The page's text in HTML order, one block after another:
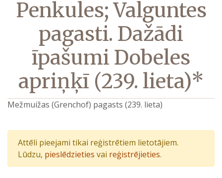
Penkules; Valguntes
pagasti. Dažādi
īpašumi Dobeles
apriņķī (239. lieta)*
Mežmuižas (Grenchof) pagasts (239. lieta)
Attēli pieejami tikai reģistrētiem lietotājiem.
Lūdzu, pieslēdzieties vai reģistrējieties.